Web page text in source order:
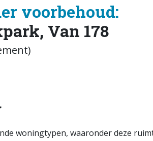
voorbehoud:
Van 178
woningtypen, waaronder deze